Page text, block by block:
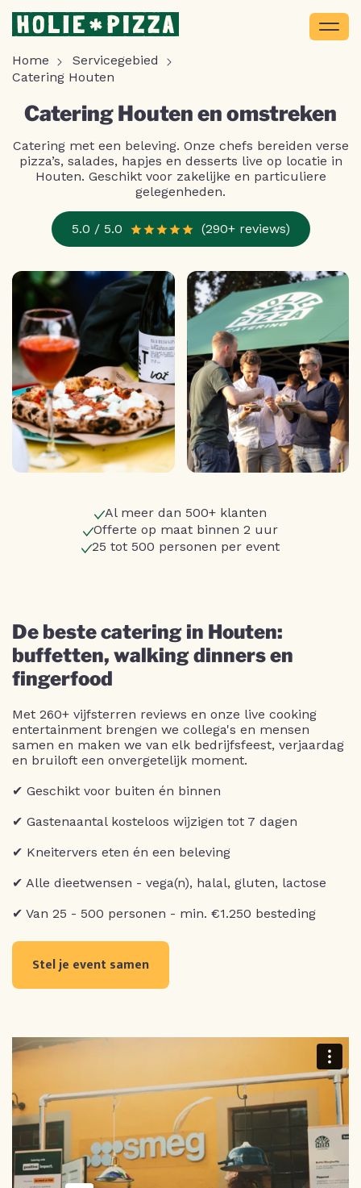
Home
Servicegebied
Catering Houten
Catering Houten en omstreken
Catering met een beleving. Onze chefs bereiden verse
pizza’s, salades, hapjes en desserts live op locatie in
Houten. Geschikt voor zakelijke en particuliere
gelegenheden.
5.0 / 5.0 (290+ reviews)
Al meer dan 500+ klanten
Offerte op maat binnen 2 uur
25 tot 500 personen per event
De beste catering in Houten:
buffetten, walking dinners en
fingerfood
Met 260+ vijfsterren reviews en onze live cooking
entertainment brengen we collega's en mensen
samen en maken we van elk bedrijfsfeest, verjaardag
en bruiloft een onvergetelijk moment.
✔ Geschikt voor buiten én binnen
✔ Gastenaantal kosteloos wijzigen tot 7 dagen
✔ Kneitervers eten én een beleving
✔ Alle dieetwensen - vega(n), halal, gluten, lactose
✔ Van 25 - 500 personen - min. €1.250 besteding
Stel je event samen